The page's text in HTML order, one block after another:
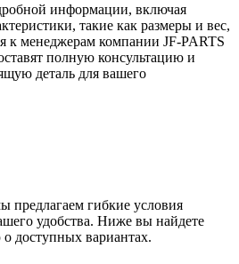
информации, включая
такие как размеры и вес,
к менеджерам компании JF-PARTS
полную консультацию и
деталь для вашего
гибкие условия
удобства. Ниже вы найдете
доступных вариантах.